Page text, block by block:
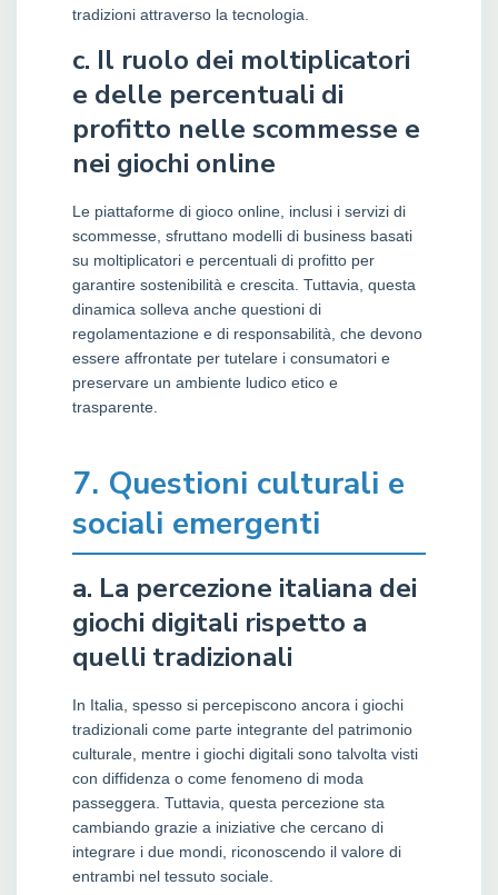
tradizioni attraverso la tecnologia.
c. Il ruolo dei moltiplicatori
e delle percentuali di
profitto nelle scommesse e
nei giochi online
Le piattaforme di gioco online, inclusi i servizi di
scommesse, sfruttano modelli di business basati
su moltiplicatori e percentuali di profitto per
garantire sostenibilità e crescita. Tuttavia, questa
dinamica solleva anche questioni di
regolamentazione e di responsabilità, che devono
essere affrontate per tutelare i consumatori e
preservare un ambiente ludico etico e
trasparente.
7. Questioni culturali e
sociali emergenti
a. La percezione italiana dei
giochi digitali rispetto a
quelli tradizionali
In Italia, spesso si percepiscono ancora i giochi
tradizionali come parte integrante del patrimonio
culturale, mentre i giochi digitali sono talvolta visti
con diffidenza o come fenomeno di moda
passeggera. Tuttavia, questa percezione sta
cambiando grazie a iniziative che cercano di
integrare i due mondi, riconoscendo il valore di
entrambi nel tessuto sociale.